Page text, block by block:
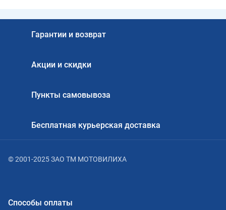
Гарантии и возврат
Акции и скидки
Пункты самовывоза
Бесплатная курьерская доставка
© 2001-2025 ЗАО ТМ МОТОВИЛИХА
Способы оплаты